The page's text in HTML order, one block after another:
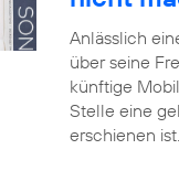
Anlässlich
über seine
künftige
Stelle eine
erschienen ist.